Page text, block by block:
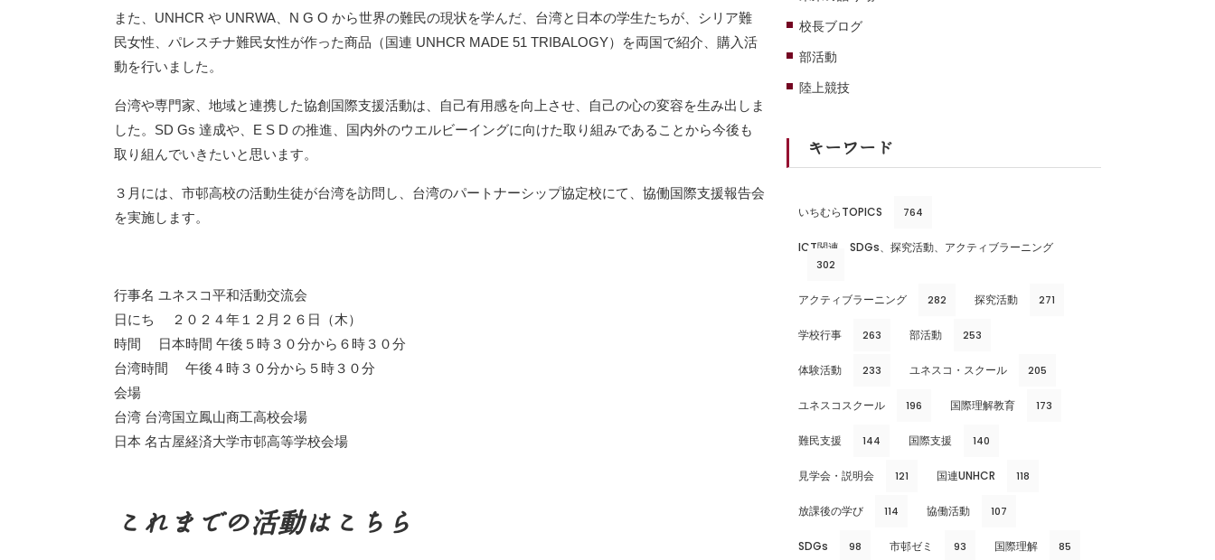
また、UNHCR や UNRWA、N G O から世界の難民の現状を学んだ、台湾と日本の学生たちが、シリア難
民女性、パレスチナ難民女性が作った商品（国連 UNHCR MADE 51 TRIBALOGY）を両国で紹介、購入活
動を行いました。
台湾や専門家、地域と連携した協創国際支援活動は、自己有用感を向上させ、自己の心の変容を生み出しま
した。SD Gs 達成や、E S D の推進、国内外のウエルビーイングに向けた取り組みであることから今後も
取り組んでいきたいと思います。
３月には、市邨高校の活動生徒が台湾を訪問し、台湾のパートナーシップ協定校にて、協働国際支援報告会
を実施します。
行事名 ユネスコ平和活動交流会
日にち ２０２４年１２月２６日（木）
時間 日本時間 午後５時３０分から６時３０分
台湾時間 午後４時３０分から５時３０分
会場
台湾 台湾国立鳳山商工高校会場
日本 名古屋経済大学市邨高等学校会場
これまでの活動はこちら
校長ブログ
部活動
陸上競技
キーワード
いちむらTOPICS 764
ICT関連、SDGs、探究活動、アクティブラーニング
302
アクティブラーニング 282 探究活動 271
学校行事 263 部活動 253
体験活動 233 ユネスコ・スクール 205
ユネスコスクール 196 国際理解教育 173
難民支援 144 国際支援 140
見学会・説明会 121 国連UNHCR 118
放課後の学び 114 協働活動 107
SDGs 98 市邨ゼミ 93 国際理解 85